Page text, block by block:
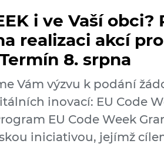
i ve Vaší obci?
realizaci akcí
8. srpna
Vám výzvu k podání
inovací: EU Code
EU Code Week
iniciativou, jejímž